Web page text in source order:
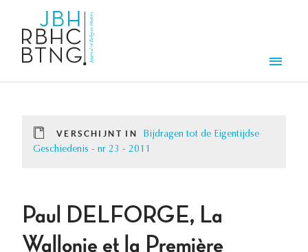
VERSCHIJNT IN
Bijdragen tot de Eigentijdse
Geschiedenis - nr 23 - 2011
Paul DELFORGE, La
Wallonie et la Première